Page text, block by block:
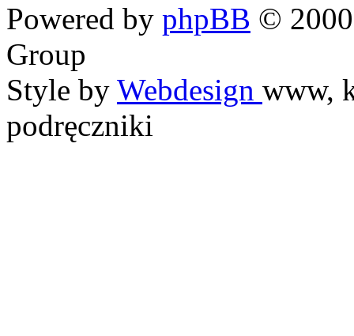
Powered by phpBB ©
Group
Style by Webdesign www,
podręczniki